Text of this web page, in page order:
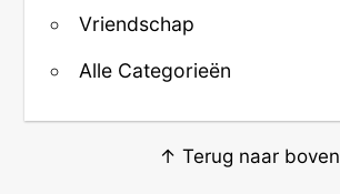
Vriendschap
Alle Categorieën
↑ Terug naar boven